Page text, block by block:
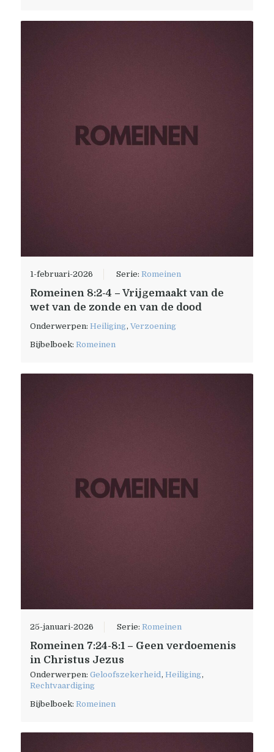
1-februari-2026 Serie:Romeinen
Romeinen 8:2-4 – Vrijgemaakt van de
wet van de zonde en van de dood
Onderwerpen:Heiliging,Verzoening
Bijbelboek:Romeinen
25-januari-2026 Serie:Romeinen
Romeinen 7:24-8:1 – Geen verdoemenis
in Christus Jezus
Onderwerpen:Geloofszekerheid ,Heiliging,
Rechtvaardiging
Bijbelboek:Romeinen